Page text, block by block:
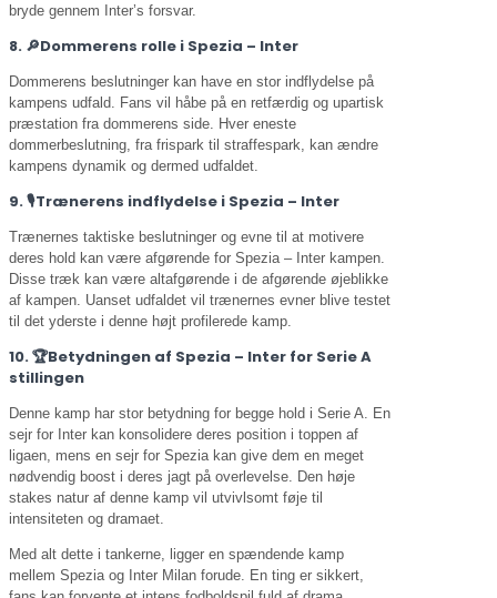
bryde gennem Inter’s forsvar.
8. 🔎Dommerens rolle i Spezia – Inter
Dommerens beslutninger kan have en stor indflydelse på
kampens udfald. Fans vil håbe på en retfærdig og upartisk
præstation fra dommerens side. Hver eneste
dommerbeslutning, fra frispark til straffespark, kan ændre
kampens dynamik og dermed udfaldet.
9. 🎙️Trænerens indflydelse i Spezia – Inter
Trænernes taktiske beslutninger og evne til at motivere
deres hold kan være afgørende for Spezia – Inter kampen.
Disse træk kan være altafgørende i de afgørende øjeblikke
af kampen. Uanset udfaldet vil trænernes evner blive testet
til det yderste i denne højt profilerede kamp.
10. 🏆Betydningen af Spezia – Inter for Serie A
stillingen
Denne kamp har stor betydning for begge hold i Serie A. En
sejr for Inter kan konsolidere deres position i toppen af
ligaen, mens en sejr for Spezia kan give dem en meget
nødvendig boost i deres jagt på overlevelse. Den høje
stakes natur af denne kamp vil utvivlsomt føje til
intensiteten og dramaet.
Med alt dette i tankerne, ligger en spændende kamp
mellem Spezia og Inter Milan forude. En ting er sikkert,